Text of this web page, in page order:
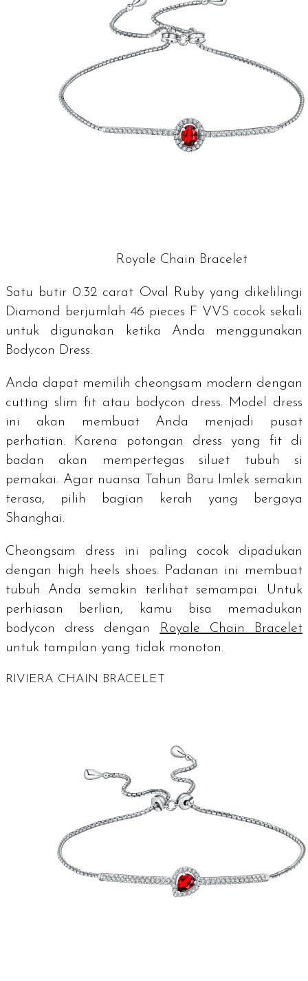
Royale Chain Bracelet
Satu butir 0.32 carat Oval Rubyyang dikelilingi
Diamond berjumlah 46 pieces F VVS cocok sekali
untuk digunakan ketika Anda menggunakan
Bodycon Dress.
Anda dapat memilih cheongsam modern dengan
cutting slim fitatau bodycon dress. Model dress
ini akan membuat Anda menjadi pusat
perhatian. Karena potongan dress yang fit di
badan akan mempertegas siluet tubuh si
pemakai. Agar nuansa Tahun Baru Imlek semakin
terasa, pilih bagian kerah yang bergaya
Shanghai.
Cheongsam dress ini paling cocok dipadukan
dengan
high heels shoes. Padanan ini membuat
tubuh Anda semakin terlihat semampai. Untuk
perhiasan berlian, kamu bisa memadukan
bodycon dress dengan
Royale Chain Bracelet
untuk tampilan yang tidak monoton.
RIVIERA CHAIN BRACELET